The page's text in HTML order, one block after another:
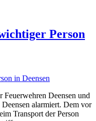
Person
Deensen und
alarmiert. Dem vor
Transport der Person